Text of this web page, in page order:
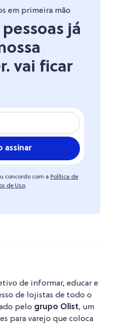
em primeira mão
já
vai ficar
assinar
concordo com a Política de
de Uso.
de informar, educar e
de lojistas de todo o
pelo grupo Olist, um
para varejo que coloca